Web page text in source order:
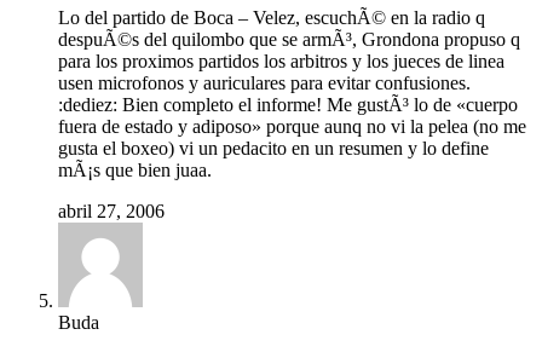
Lo del partido de Boca – Velez, escuchÃ© en la radio q
despuÃ©s del quilombo que se armÃ³, Grondona propuso q
para los proximos partidos los arbitros y los jueces de linea
usen microfonos y auriculares para evitar confusiones.
:dediez: Bien completo el informe! Me gustÃ³ lo de «cuerpo
fuera de estado y adiposo» porque aunq no vi la pelea (no me
gusta el boxeo) vi un pedacito en un resumen y lo define
mÃ¡s que bien juaa.
abril 27, 2006
Buda